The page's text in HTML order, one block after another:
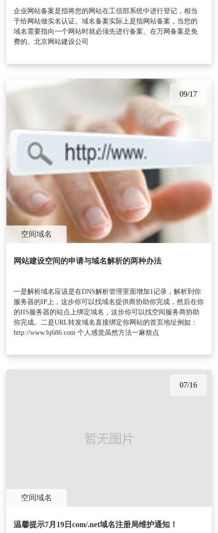
企业网站备案是指将您的网站在工信部系统中进行登记，相当
于给网站做实名认证。域名备案实际上是指网站备案，当您的
域名需要指向一个网站时就必须先进行备案。在万网备案是免
费的。北京网站建设公司
09/17
空间域名
网站建设空间的申请与域名解析的两种办法
一是解析域名应该是在DNS解析管理里面增加1记录，解析到你
服务器的IP上，这步你可以找域名提供商协助你完成，然后在你
的IIS服务器的站点上绑定域名，这步你可以找空间服务商协助
你完成。二是URL转发域名直接绑定你网站的首页地址例如：
http://www.bj686.com 个人感觉虽然方法一麻烦点
07/16
空间域名
温馨提示7月19日com/.net域名注册局维护通知！